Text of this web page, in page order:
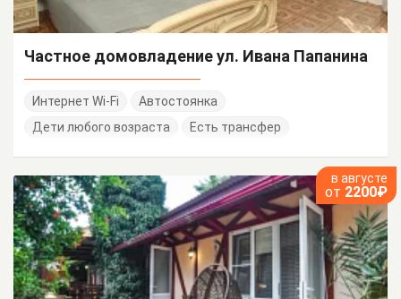
Частное домовладение ул. Ивана Папанина
Интернет Wi-Fi
Автостоянка
Дети любого возраста
Есть трансфер
в августе
от 2200₽